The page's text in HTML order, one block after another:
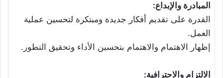
المبادرة والإبداع:
القدرة على تقديم أفكار جديدة ومبتكرة لتحسين عملية
العمل.
إظهار الاهتمام والاهتمام بتحسين الأداء وتحقيق التطور.
الالتزام والاحترافية: